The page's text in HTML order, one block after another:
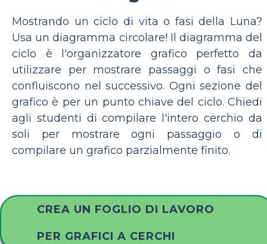
Mostrando un ciclo di vita o fasi della Luna?
Usa un diagramma circolare! Il diagramma del
ciclo è l'organizzatore grafico perfetto da
utilizzare per mostrare passaggi o fasi che
confluiscono nel successivo. Ogni sezione del
grafico è per un punto chiave del ciclo. Chiedi
agli studenti di compilare l'intero cerchio da
soli per mostrare ogni passaggio o di
compilare un grafico parzialmente finito.
CREA UN FOGLIO DI LAVORO
PER GRAFICI A CERCHI